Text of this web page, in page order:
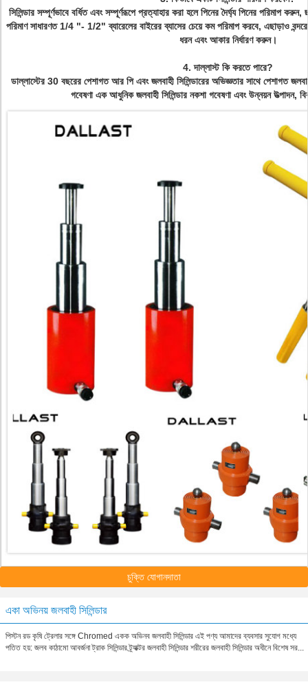
সিলিন্ডার সম্পূর্ণভাবে বর্ধিত এবং সম্পূর্ণরূপে প্রত্যাহার করা হলে পিনের দৈর্ঘ্য পিনের পরিমাপ
পরিমাণ সাধারণত 1/4 "- 1/2" ব্যারেলের বাইরের ব্যাসের চেয়ে কম পরিমাপ করবে, এছাড়াও
ধরন এবং আকার নির্ধারণ করুন।
4. দাল্লাস্ট কি করতে পারে?
ডাল্লাস্টের 30 বছরের পেশাগত আর পি এবং জলবাহী সিলিন্ডারের অভিজ্ঞতার সাথে পেশাগত
গবেষণা এক আধুনিক জলবাহী সিলিন্ডার নকশা গবেষণা এবং উন্নয়ন উত্পাদন,
চুক্তি যোগানদাতা
একা অভিনয় জলবাহী সিলিন্ডার
পিস্টন রড কৃষি ট্রেলার সঙ্গে Chromed একক অভিনব জলবাহী সিলিন্ডার এই পণ্য আমাদের ব্যবসার সুযোগ মধ্যে
পতিত হয়: জলব কাঠামো আবর্জনা ট্রাক সিলিন্ডার ট্র্যাক্টর জলবাহী সিলিন্ডার শরীরের জলবাহী সিলিন্ডার অধীনে বিশেষ সর...